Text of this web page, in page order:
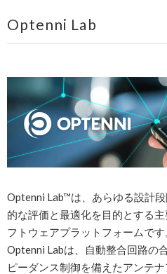
Optenni Lab
Optenni Lab™は、あらゆる設計
的な評価と最適化を目的とする
フトウェアプラットフォームです
Optenni Labは、自動整合回路の
ピーダンス制御を備えたアンテ